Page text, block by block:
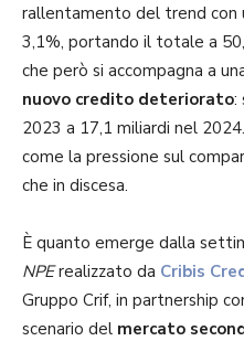
rallentamento del trend con
3,1%, portando il totale a
che però si accompagna a
nuovo credito deteriorato:
2023 a 17,1 miliardi nel
come la pressione sul
che in discesa.
È quanto emerge dalla
NPErealizzato da Cribis
Gruppo Crif, in partnership
scenario del mercato